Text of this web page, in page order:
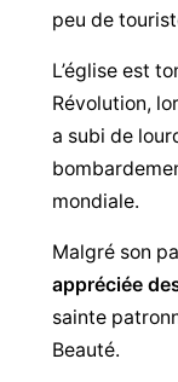
peu de
L’église est
Révolution,
a subi de
mondiale.
Malgré son
appréciée
sainte
Beauté.